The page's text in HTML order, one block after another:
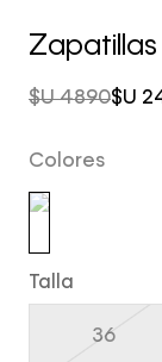
$U
$U 4890
Colores
Talla
36